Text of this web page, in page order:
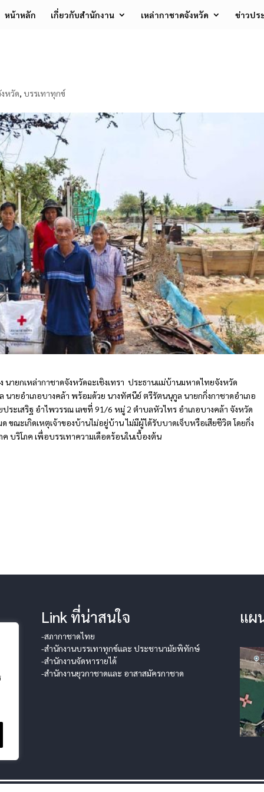
หน้าหลัก เกี่ยวกับสำนักงาน เหล่ากาชาดจังหวัด ข่าวปร
หวัด, บรรเทาทุกข์
ายกเหล่ากาชาดจังหวัดฉะเชิงเทรา ประธานแม่บ้านมหาดไทยจังหวัด
ายอำเภอบางคล้า พร้อมด้วย นางทัศนีย์ ตรีรัตนนุกูล นายกกิ่งกาชาดอำเภอ
ะเสริฐ อำไพวรรณ เลขที่ 91/6 หมู่ 2 ตำบลหัวไทร อำเภอบางคล้า จังหวัด
ขณะเกิดเหตุเจ้าของบ้านไม่อยู่บ้าน ไม่มีผู้ได้รับบาดเจ็บหรือเสียชีวิต โดยกิ่ง
บริโภค เพื่อบรรเทาความเดือดร้อนในเบื้องต้น
Link ที่น่าสนใจ
-สภากาชาดไทย
-สำนักงานบรรเทาทุกข์และ ประชานามัยพิทักษ์
-สำนักงานจัดหารายได้
-สำนักงานยุวกาชาดและ อาสาสมัครกาชาด
แผ